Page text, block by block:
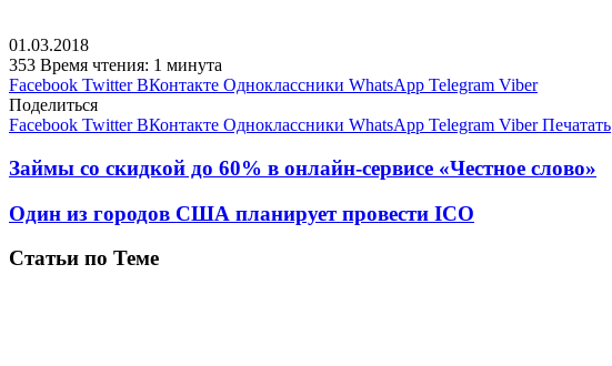
01.03.2018
353 Время чтения: 1 минута
Facebook Twitter ВКонтакте Одноклассники WhatsApp Telegram Viber
Поделиться
Facebook Twitter ВКонтакте Одноклассники WhatsApp Telegram Viber Печатать
Займы со скидкой до 60% в онлайн-сервисе «Честное слово»
Один из городов США планирует провести ICO
Статьи по Теме